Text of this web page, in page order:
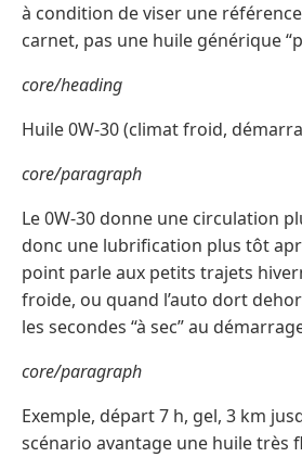
à condition de viser une
carnet, pas une huile générique
core/heading
Huile 0W-30 (climat froid,
core/paragraph
Le 0W-30 donne une circulation
donc une lubrification plus tôt
point parle aux petits trajets
froide, ou quand l’auto dort
les secondes “à sec” au
core/paragraph
Exemple, départ 7 h, gel, 3 km
scénario avantage une huile très